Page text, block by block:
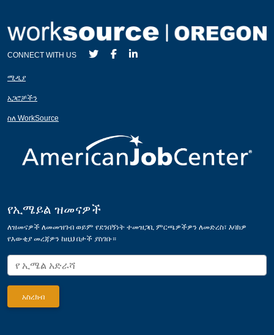
CONNECT WITH US
ሚዲያ
አጋሮቻችን
ስለ WorkSource
የኢሜይል ዝመናዎች
ለዝመናዎች ለመመዝገብ ወይም የደንበኝነት ተመዝጋቢ ምርጫዎችዎን ለመድረስ፣ እባክዎ
የእውቂያ መረጃዎን ከዚህ በታች ያስገቡ።